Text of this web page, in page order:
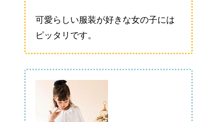
可愛らしい服装が好きな女の子には
ピッタリです。